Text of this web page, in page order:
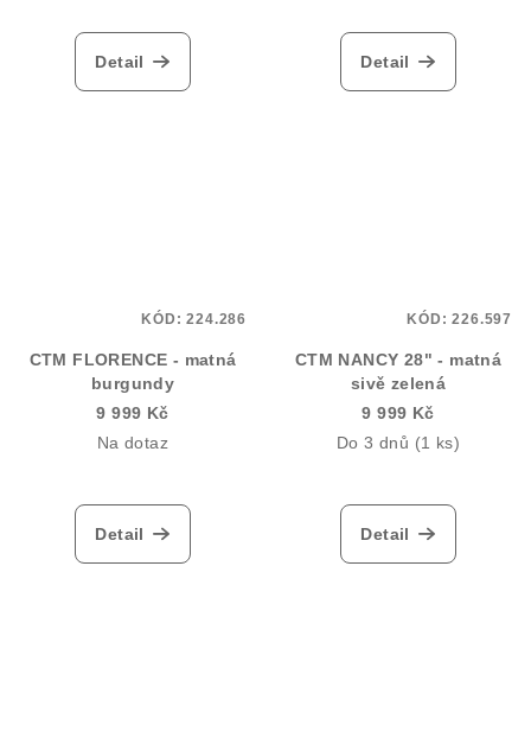
Detail Detail
CTM FLORENCE - matná
burgundy
9 999 Kč
Na dotaz
Detail
KÓD:224.286
CTM NANCY 28" - matná
sivě zelená
9 999 Kč
Do 3 dnů (1 ks)
Detail
KÓD:226.597